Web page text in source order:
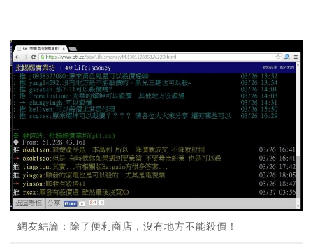
網友結論：除了便利商店，沒有地方不能殺價！